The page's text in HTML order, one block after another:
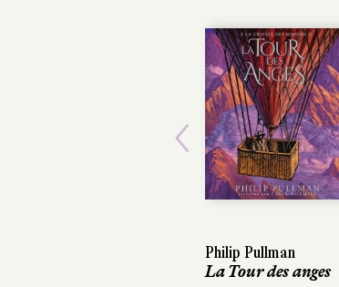
Philip Pullman
La Tour des anges
Previous